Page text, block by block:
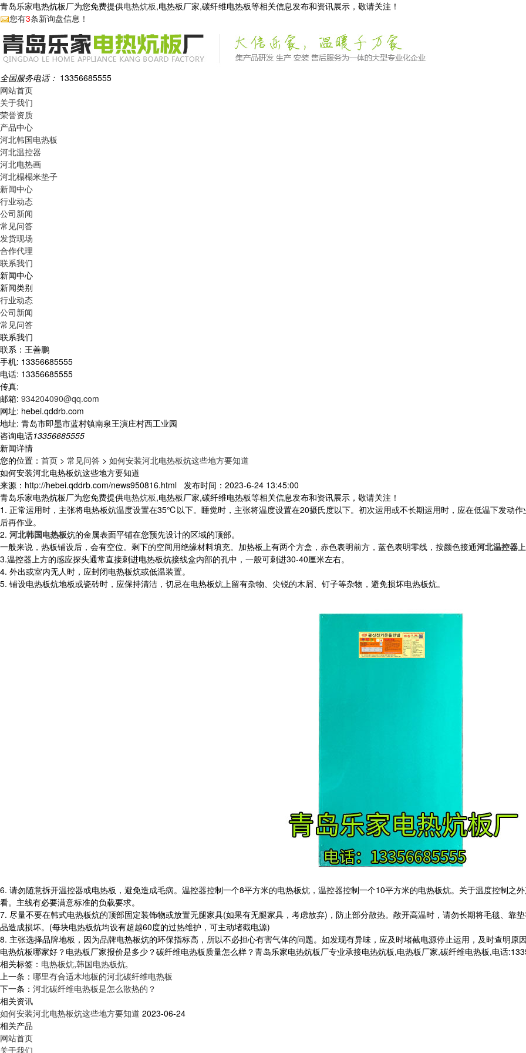
青岛乐家电热炕板厂为您免费提供电热炕板,电热板厂家,碳纤维电热板等相关信息发布和资讯展示，敬请关注！
您有3条新询盘信息！
全国服务电话： 13356685555
网站首页
关于我们
荣誉资质
产品中心
河北韩国电热板
河北温控器
河北电热画
河北榻榻米垫子
新闻中心
行业动态
公司新闻
常见问答
发货现场
合作代理
联系我们
新闻中心
新闻类别
行业动态
公司新闻
常见问答
联系我们
联系：王善鹏
手机: 13356685555
电话: 13356685555
传真:
邮箱: 934204090@qq.com
网址: hebei.qddrb.com
地址: 青岛市即墨市蓝村镇南泉王演庄村西工业园
咨询电话13356685555
新闻详情
您的位置： 首页 > 常见问答 > 如何安装河北电热板炕这些地方要知道
如何安装河北电热板炕这些地方要知道
来源：http://hebei.qddrb.com/news950816.html 发布时间：2023-6-24 13:45:00
青岛乐家电热炕板厂为您免费提供电热炕板,电热板厂家,碳纤维电热板等相关信息发布和资讯展示，敬请关注！
1. 正常运用时，主张将电热板炕温度设置在35℃以下。睡觉时，主张将温度设置在20摄氏度以下。初次运用或不长期运用时，应在低温下发动
后再作业。
2. 河北韩国电热板炕的金属表面平铺在您预先设计的区域的顶部。
一般来说，热板铺设后，会有空位。剩下的空间用绝缘材料填充。加热板上有两个方盒，赤色表明前方，蓝色表明零线，按颜色接通河北温控器
3.温控器上方的感应探头通常直接刺进电热板炕接线盒内部的孔中，一般可刺进30-40厘米左右。
4. 外出或室内无人时，应封闭电热板炕或低温装置。
5. 铺设电热板炕地板或瓷砖时，应保持清洁，切忌在电热板炕上留有杂物、尖锐的木屑、钉子等杂物，避免损坏电热板炕。
6. 请勿随意拆开温控器或电热板，避免造成毛病。温控器控制一个8平方米的电热板炕，温控器控制一个10平方米的电热板炕。关于温度控制之
看。主线有必要满意标准的负载要求。
7. 尽量不要在韩式电热板炕的顶部固定装饰物或放置无腿家具(如果有无腿家具，考虑放弃)，防止部分散热。敞开高温时，请勿长期将毛毯、靠
品造成损坏。(每块电热板炕均设有超越60度的过热维护，可主动堵截电源)
8. 主张选择品牌地板，因为品牌电热板炕的环保指标高，所以不必担心有害气体的问题。如发现有异味，应及时堵截电源停止运用，及时查明原
电热炕板哪家好？电热板厂家报价是多少？碳纤维电热板质量怎么样？青岛乐家电热炕板厂专业承接电热炕板,电热板厂家,碳纤维电热板,电话
相关标签： 电热板炕,韩国电热板炕,
上一条： 哪里有合适木地板的河北碳纤维电热板
下一条： 河北碳纤维电热板是怎么散热的？
相关资讯
如何安装河北电热板炕这些地方要知道 2023-06-24
相关产品
网站首页
关于我们